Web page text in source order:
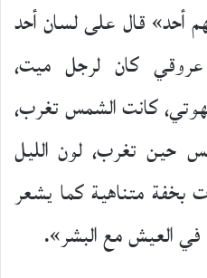
أحد» قال على لسان أحد
عروقي كان لرجل ميت،
كانت الشمس تغرب،
حين تغرب، لون الليل
متناهية كما يشعر
العيش مع البشر».